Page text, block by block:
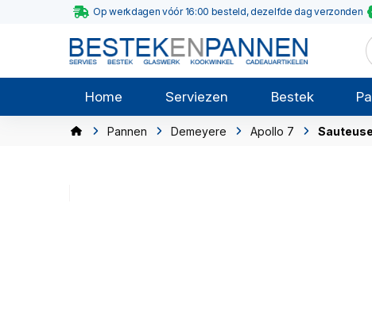
Op werkdagen vóór 16:00 besteld, dezelfde dag verzonden
Home Serviezen Bestek
Pannen Demeyere Apollo 7